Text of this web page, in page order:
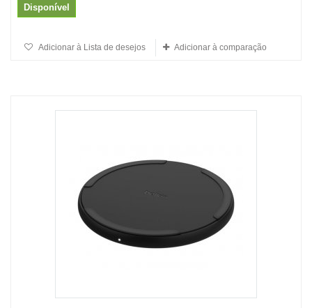
Disponível
Adicionar à Lista de desejos Adicionar à comparação